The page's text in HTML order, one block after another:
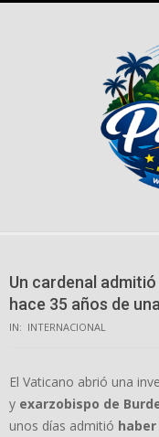
Un cardenal
hace 35 años de
IN: INTERNACIONAL
El Vaticano abrió una
y exarzobispo de
unos días admitió